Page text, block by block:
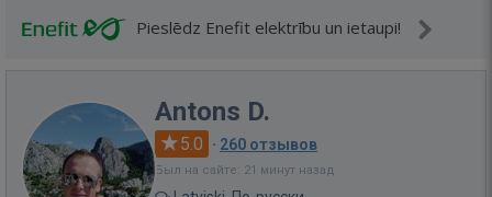
Pieslēdz Enefit elektrību un ietaupi!
Antons D.
5.0 · 260 отзывов
Был на сайте: 21 минут назад